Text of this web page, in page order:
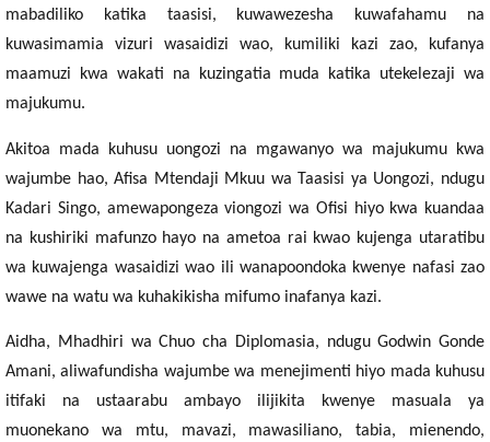
mabadiliko katika taasisi, kuwawezesha kuwafahamu na
kuwasimamia vizuri wasaidizi wao, kumiliki kazi zao, kufanya
maamuzi kwa wakati na kuzingatia muda katika utekelezaji wa
majukumu.
Akitoa mada kuhusu uongozi na mgawanyo wa majukumu kwa
wajumbe hao, Afisa Mtendaji Mkuu wa Taasisi ya Uongozi, ndugu
Kadari Singo, amewapongeza viongozi wa Ofisi hiyo kwa kuandaa
na kushiriki mafunzo hayo na ametoa rai kwao kujenga utaratibu
wa kuwajenga wasaidizi wao ili wanapoondoka kwenye nafasi zao
wawe na watu wa kuhakikisha mifumo inafanya kazi.
Aidha, Mhadhiri wa Chuo cha Diplomasia, ndugu Godwin Gonde
Amani, aliwafundisha wajumbe wa menejimenti hiyo mada kuhusu
itifaki na ustaarabu ambayo ilijikita kwenye masuala ya
muonekano wa mtu, mavazi, mawasiliano, tabia, mienendo,